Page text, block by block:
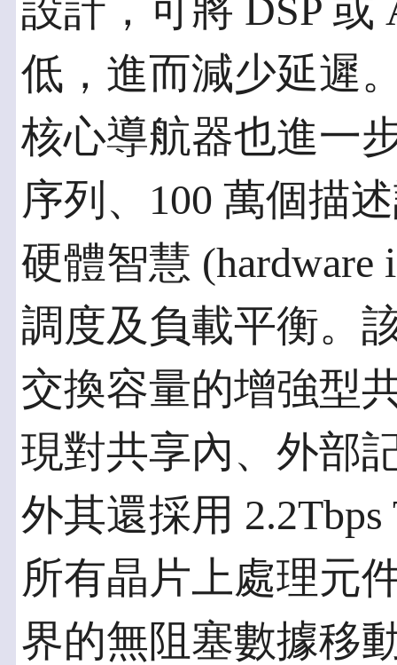
設計，可將 DSP
低，進而減少延遲
核心導航器也進一
序列、100 萬個描
硬體智慧 (hardware
調度及負載平衡。
交換容量的增強型
現對共享內、外部
外其還採用
所有晶片上處理元
界的無阻塞數據移